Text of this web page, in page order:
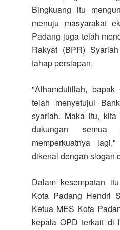
Bingkuang itu
menuju masyarakat
Padang juga telah
Rakyat (BPR)
tahap persiapan.
"Alhamdulillah,
telah menyetujui
syariah. Maka itu,
dukungan
memperkuatnya
dikenal dengan slogan
Dalam kesempatan
Kota Padang Hendri
Ketua MES Kota
kepala OPD terkait di